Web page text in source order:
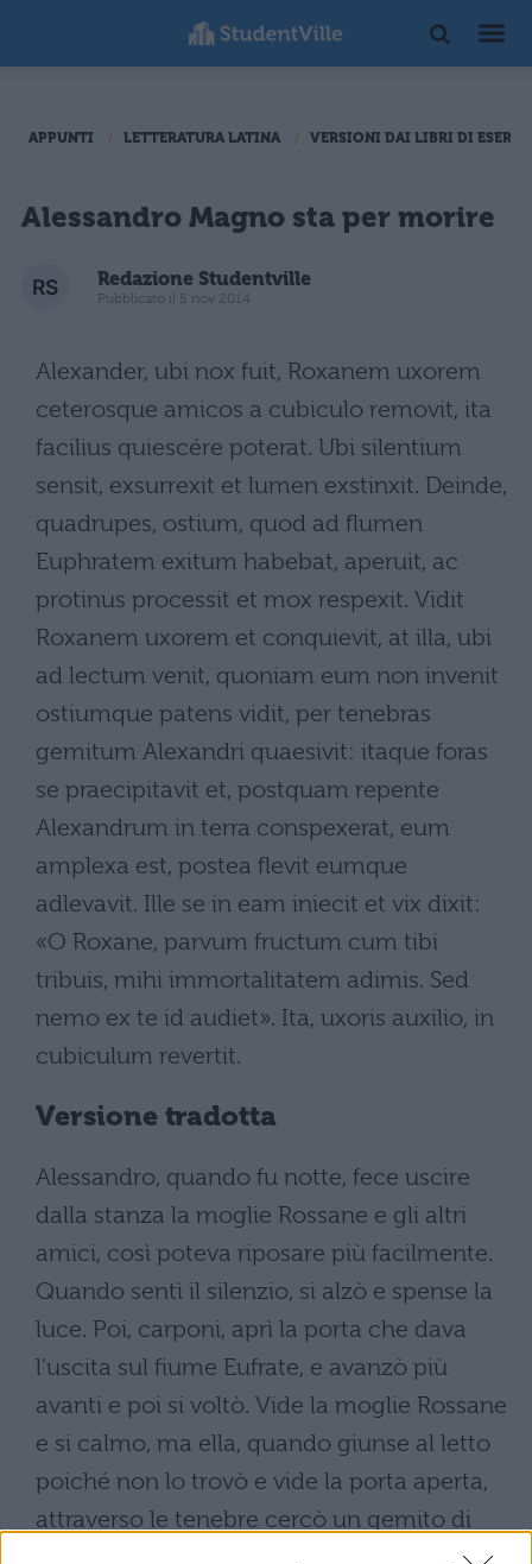
APPUNTI LETTERATURA LATINA VERSIONI DAI LIBRI DI
Alessandro Magno sta per morire
Redazione Studentville
Pubblicato il 5 nov 2014
Alexander, ubi nox fuit, Roxanem uxorem
ceterosque amicos a cubiculo removit, ita
facilius quiescére poterat. Ubi silentium
sensit, exsurrexit et lumen exstinxit. Deinde,
quadrupes, ostium, quod ad flumen
Euphratem exitum habebat, aperuit, ac
protinus processit et mox respexit. Vidit
Roxanem uxorem et conquievit, at illa, ubi
ad lectum venit, quoniam eum non invenit
ostiumque patens vidit, per tenebras
gemitum Alexandri quaesivit: itaque foras
se praecipitavit et, postquam repente
Alexandrum in terra conspexerat, eum
amplexa est, postea flevit eumque
adlevavit. Ille se in eam iniecit et vix dixit:
«O Roxane, parvum fructum cum tibi
tribuis, mihi immortalitatem adimis. Sed
nemo ex te id audiet». Ita, uxoris auxilio, in
cubiculum revertit.
Versione tradotta
Alessandro, quando fu notte, fece uscire
dalla stanza la moglie Rossane e gli altri
amici, così poteva riposare più facilmente.
Quando sentì il silenzio, si alzò e spense la
luce. Poi, carponi, aprì la porta che dava
l'uscita sul fiume Eufrate, e avanzò più
avanti e poi si voltò. Vide la moglie Rossane
e si calmo, ma ella, quando giunse al letto
poiché non lo trovò e vide la porta aperta,
attraverso le tenebre cercò un gemito di
Alessandro: e così si precipitò fuori e, dopo